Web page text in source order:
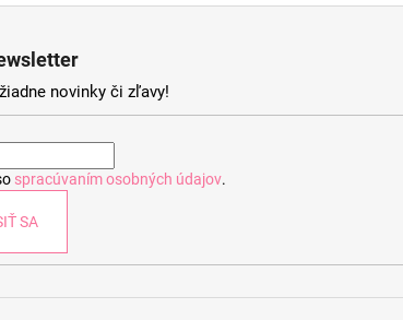
novinky či zľavy!
spracúvaním osobných údajov.
SA